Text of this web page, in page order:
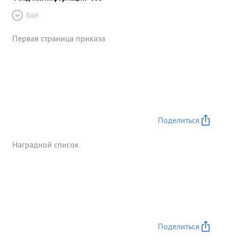
Ещё
Первая страница приказа
Поделиться
Наградной список
Поделиться